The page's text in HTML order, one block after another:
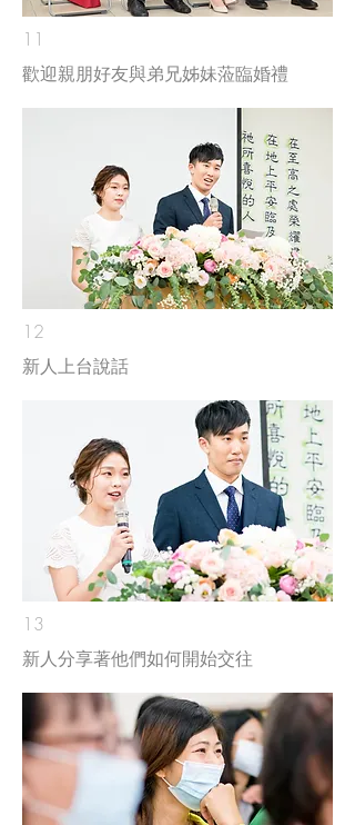
11
歡迎親朋好友與弟兄姊妹蒞臨婚禮
12
新人上台說話
13
新人分享著他們如何開始交往